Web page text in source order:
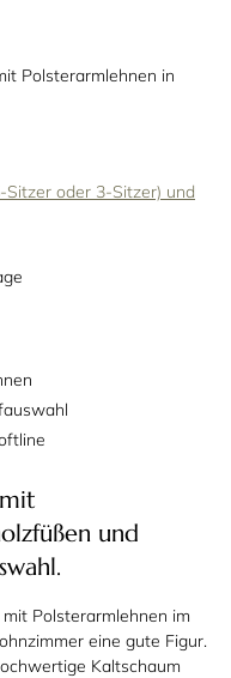
Polsterarmlehnen in
Sitzer oder 3-Sitzer) und
und
Polsterarmlehnen im
eine gute Figur.
Kaltschaum